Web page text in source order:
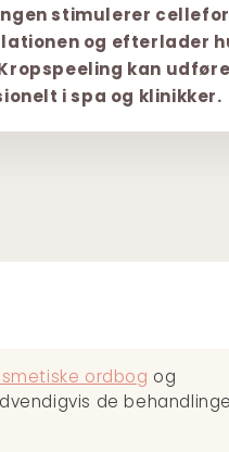
stimulerer
og efterlader
kan
i spa og klinikker.
ordbog og
de